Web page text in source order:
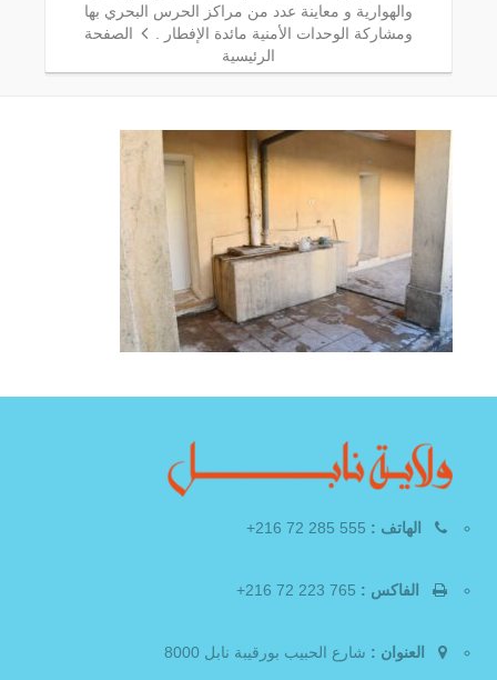
والهوارية و معاينة عدد من مراكز الحرس البحري بها
ومشاركة الوحدات الأمنية مائدة الإفطار .
الصفحة
الرئيسية
الهاتف :
الفاكس :
العنوان : شارع الحبيب بورقيبة نابل 8000